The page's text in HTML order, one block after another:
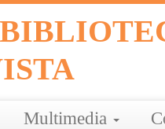
Multimedia